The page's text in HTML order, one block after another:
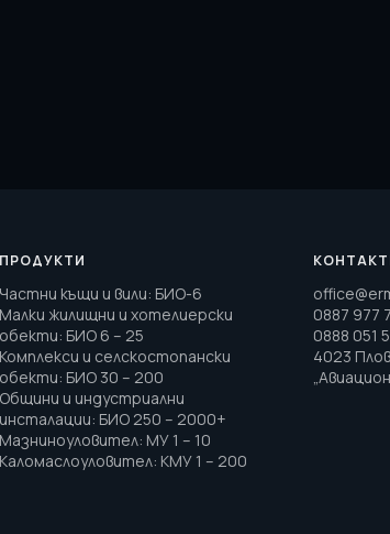
ПРОДУКТИ
Частни къщи и вили: БИО-6
Малки жилищни и хотелиерски
обекти: БИО 6 – 25
Комплекси и селскостопански
обекти: БИО 30 – 200
Общини и индустриални
инсталации: БИО 250 – 2000+
Мазниноуловител: МУ 1 – 10
Каломаслоуловител: КМУ 1 – 200
0887 977
0888 051
4023